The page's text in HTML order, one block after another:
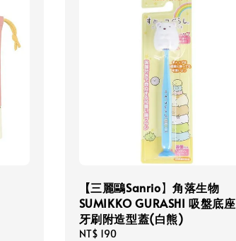
【三麗鷗Sanrio】角落生物
SUMIKKO GURASHI 吸盤底座
牙刷附造型蓋(白熊)
Regular
NT$ 190